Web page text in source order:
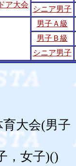
ア大会
シニア男子
男子Ａ級
男子Ｂ級
シニア男子
大会(男子
，女子)()